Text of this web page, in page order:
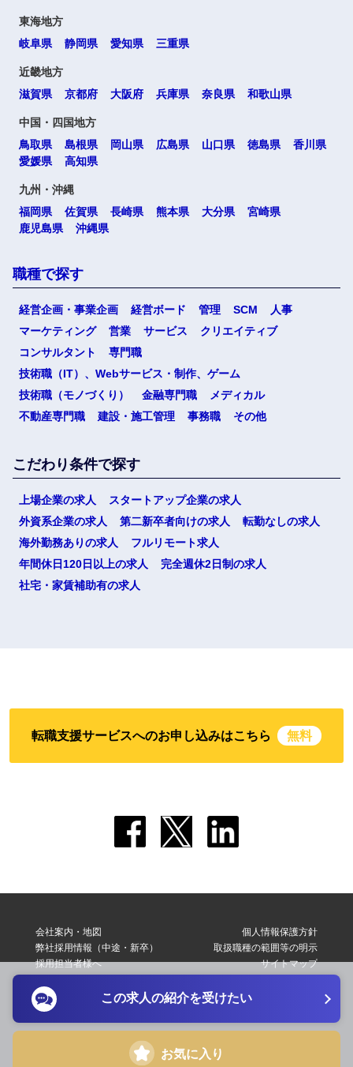
東海地方
岐阜県
静岡県 愛知県 三重県
近畿地方
滋賀県
京都府 大阪府 兵庫県 奈良県 和歌山県
中国・四国地方
鳥取県
島根県 岡山県 広島県 山口県 徳島県
香川県
愛媛県
高知県
九州・沖縄
福岡県
佐賀県 長崎県 熊本県 大分県
宮崎県
鹿児島県
沖縄県
職種で探す
経営企画・事業企画 経営ボード 管理 SCM
人事
マーケティング
営業 サービス
クリエイティブ
コンサルタント
専門職
技術職（IT）、Webサービス・制作、ゲーム
技術職（モノづくり）
金融専門職
メディカル
不動産専門職
建設・施工管理 事務職 その他
こだわり条件で探す
上場企業の求人
スタートアップ企業の求人
外資系企業の求人
第二新卒者向けの求人
転勤なしの求人
海外勤務ありの求人
フルリモート求人
年間休日120日以上の求人
完全週休2日制の求人
社宅・家賃補助有の求人
転職支援サービスへのお申し込みはこちら 無料
会社案内・地図
弊社採用情報（中途・新卒）
採用担当者様へ
個人情報保護方針
取扱職種の範囲等の明示
サイトマップ
この求人の紹介を受けたい
お気に入り